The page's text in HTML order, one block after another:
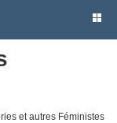
et autres Féministes